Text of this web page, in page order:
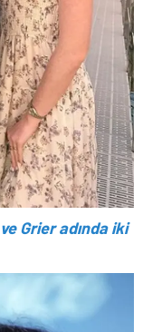
Grier adında iki